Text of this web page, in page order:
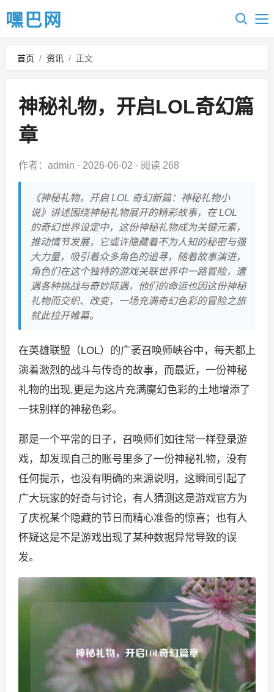
嘿巴网
首页 / 资讯 / 正文
神秘礼物，开启LOL奇幻篇
章
作者：admin · 2026-06-02 · 阅读 268
《神秘礼物，开启 LOL 奇幻新篇：神秘礼物小
说》讲述围绕神秘礼物展开的精彩故事，在 LOL
的奇幻世界设定中，这份神秘礼物成为关键元素，
推动情节发展，它或许隐藏着不为人知的秘密与强
大力量，吸引着众多角色的追寻，随着故事演进，
角色们在这个独特的游戏关联世界中一路冒险，遭
遇各种挑战与奇妙际遇，他们的命运也因这份神秘
礼物而交织、改变，一场充满奇幻色彩的冒险之旅
就此拉开帷幕。
在英雄联盟（LOL）的广袤召唤师峡谷中，每天都上
演着激烈的战斗与传奇的故事，而最近，一份神秘
礼物的出现,更是为这片充满魔幻色彩的土地增添了
一抹别样的神秘色彩。
那是一个平常的日子，召唤师们如往常一样登录游
戏，却发现自己的账号里多了一份神秘礼物，没有
任何提示，也没有明确的来源说明，这瞬间引起了
广大玩家的好奇与讨论，有人猜测这是游戏官方为
了庆祝某个隐藏的节日而精心准备的惊喜；也有人
怀疑这是不是游戏出现了某种数据异常导致的误
发。